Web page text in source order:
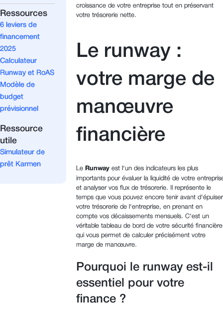
Ressources
6 leviers de
financement
2025
Calculateur
Runway et RoAS
Modèle de
budget
prévisionnel
Ressource
utile
Simulateur de
prêt Karmen
croissance de votre entreprise tout en préservant
votre trésorerie nette.
Le runway :
votre marge de
manœuvre
financière
Le Runway est l'un des indicateurs les plus
importants pour évaluer la liquidité de votre
et analyser vos flux de trésorerie. Il représente le
temps que vous pouvez encore tenir avant d'épuiser
votre trésorerie de l'entreprise, en prenant en
compte vos décaissements mensuels. C'est un
véritable tableau de bord de votre sécurité financière
qui vous permet de calculer précisément votre
marge de manœuvre.
Pourquoi le runway est-il
essentiel pour votre
finance ?